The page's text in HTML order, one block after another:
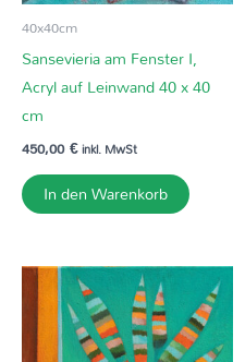
40x40cm
Sansevieria am Fenster I,
Acryl auf Leinwand 40 x 40
cm
450,00€inkl. MwSt
In den Warenkorb